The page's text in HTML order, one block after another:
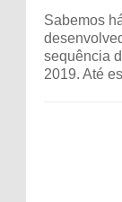
Sabemos
sequência
2019. Até